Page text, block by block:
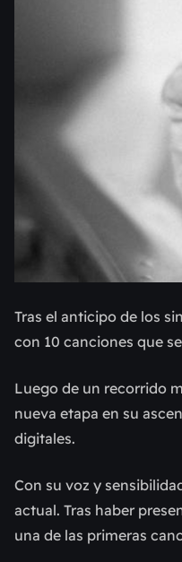
Tras el anticipo de los
con 10 canciones que
Luego de un recorrido
nueva etapa en su
digitales.
Con su voz y
actual. Tras haber
una de las primeras